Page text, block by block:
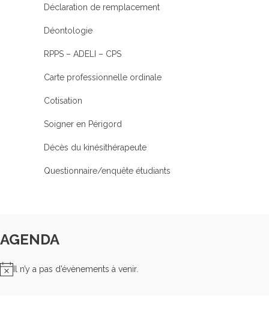
Déclaration de remplacement
Déontologie
RPPS – ADELI – CPS
Carte professionnelle ordinale
Cotisation
Soigner en Périgord
Décès du kinésithérapeute
Questionnaire/enquête étudiants
AGENDA
NoticeIl n’y a pas d’évènements à venir.